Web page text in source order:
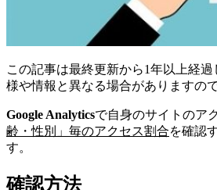
この記事は最終更新から1年以上経
様や情報と異なる場合がありますの
Google Analyticsで自身のサイトのア
齢・性別」毎のアクセス割合を確認
す。
確認方法